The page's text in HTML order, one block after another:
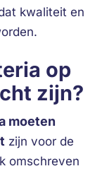
kwaliteit en
op
zijn?
moeten
zijn voor de
omschreven